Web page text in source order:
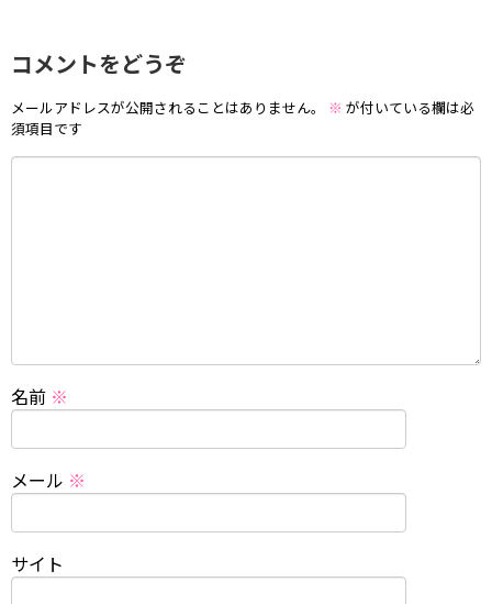
コメントをどうぞ
メールアドレスが公開されることはありません。 ※ が付いている欄は必
須項目です
名前 ※
メール ※
サイト